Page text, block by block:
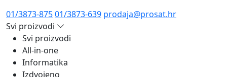
01/3873-87501/3873-639 prodaja@prosat.hr
Svi proizvodi
Svi proizvodi
All-in-one
Informatika
Izdvojeno